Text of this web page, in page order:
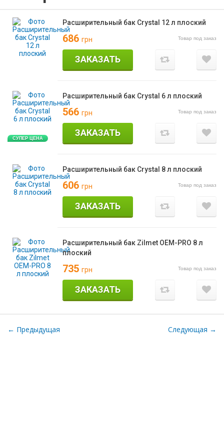
Расширительный бак Crystal 12 л плоский
686 грн Товар под заказ
ЗАКАЗАТЬ
Расширительный бак Crystal 6 л плоский
566 грн Товар под заказ
ЗАКАЗАТЬ
СУПЕР ЦЕНА
Расширительный бак Crystal 8 л плоский
606 грн Товар под заказ
ЗАКАЗАТЬ
Расширительный бак Zilmet OEM-PRO 8 л
плоский
735 грн Товар под заказ
ЗАКАЗАТЬ
← Предыдущая Следующая →